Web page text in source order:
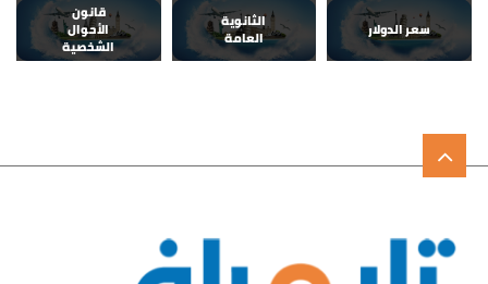
سعر الدولار
الثانوية
العامة
قانون
الأحوال
الشخصية